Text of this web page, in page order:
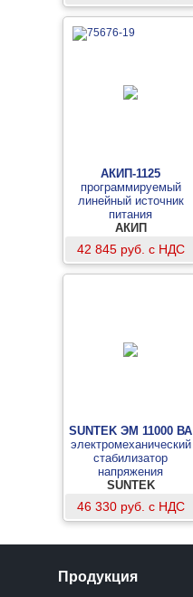
АКИП-1125
программируемый
линейный источник
питания
АКИП
42 845 руб. с НДС
SUNTEK ЭМ 11000 ВА
электромеханический
стабилизатор
напряжения
SUNTEK
46 330 руб. с НДС
Продукция